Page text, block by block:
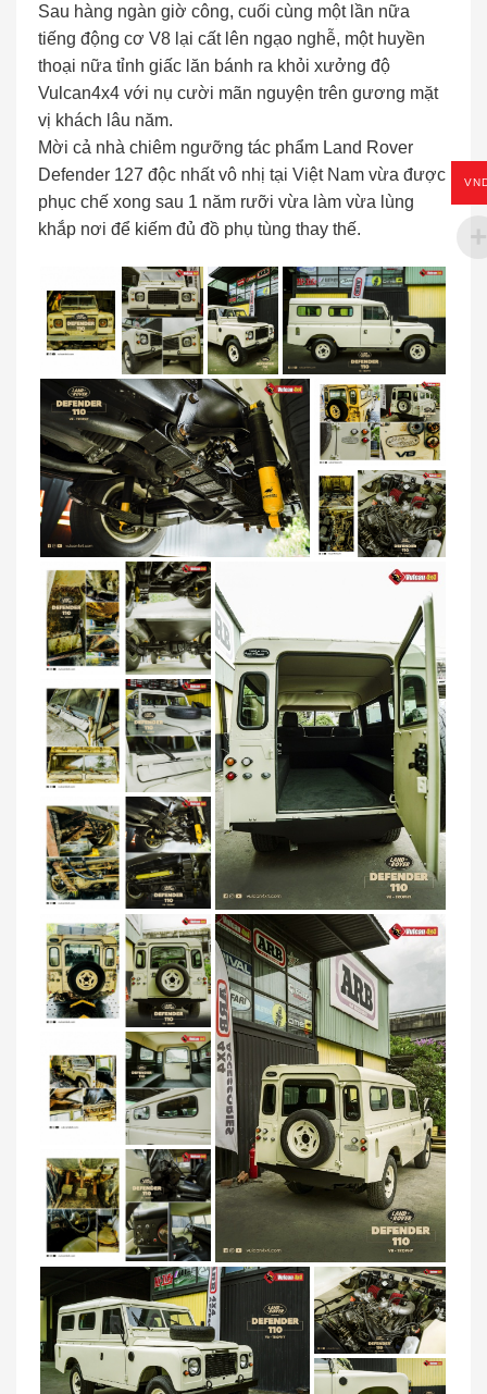
Sau hàng ngàn giờ công, cuối cùng một lần nữa
tiếng động cơ V8 lại cất lên ngạo nghễ, một huyền
thoại nữa tỉnh giấc lăn bánh ra khỏi xưởng độ
Vulcan4x4 với nụ cười mãn nguyện trên gương mặt
vị khách lâu năm.
Mời cả nhà chiêm ngưỡng tác phẩm Land Rover
Defender 127 độc nhất vô nhị tại Việt Nam vừa được
phục chế xong sau 1 năm rưỡi vừa làm vừa lùng
khắp nơi để kiếm đủ đồ phụ tùng thay thế.